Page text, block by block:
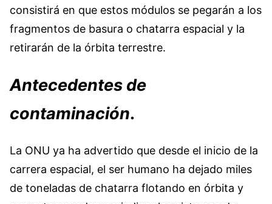
consistirá en que estos módulos se pegarán a los
fragmentos de basura o chatarra espacial y la
retirarán de la órbita terrestre.
Antecedentes de
contaminación.
La ONU ya ha advertido que desde el inicio de la
carrera espacial, el ser humano ha dejado miles
de toneladas de chatarra flotando en órbita y